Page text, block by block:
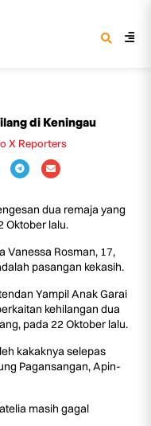
di Keningau
X Reporters
dua remaja yang
Oktober lalu.
Vanessa Rosman, 17,
pasangan kekasih.
Yampil Anak Garai
kehilangan dua
pada 22 Oktober lalu.
kakaknya selepas
Pagansangan, Apin-
masih gagal